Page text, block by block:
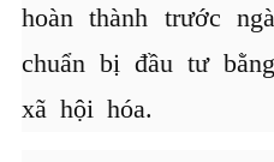
hoàn thành trước
chuẩn bị đầu tư
xã hội hóa.